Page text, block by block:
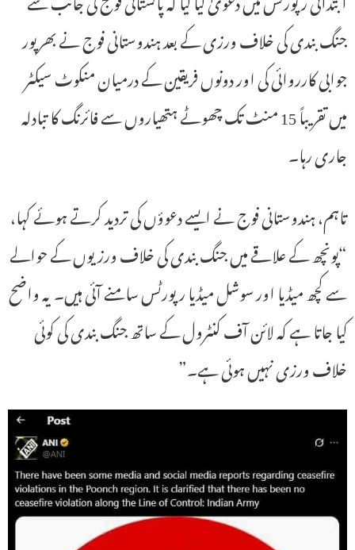
جنگ بندی کی خلاف ورزی کے بعد ہندوستانی فوج نے بھرپور
جوابی کارروائی کی اور دونوں فریقین کے درمیان منکوٹ سیکٹر
میں تقریباً 15 منٹ تک چھوٹے ہتھیاروں سے فائرنگ کا تبادلہ
جاری رہا۔
تاہم، ہندوستانی فوج نے ایسے دعوؤں کی تردید کرتے ہوئے کہا،
“پونچھ کے علاقے میں جنگ بندی کی خلاف ورزیوں کے حوالے
سے کچھ میڈیا اور سوشل میڈیا رپورٹس سامنے آئی ہیں۔ یہ واضح
کیا جاتا ہے کہ لائن آف کنٹرول کے ساتھ جنگ بندی کی کوئی
خلاف ورزی نہیں ہوئی ہے۔”